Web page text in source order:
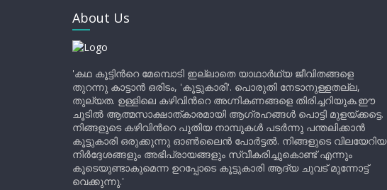
About Us
'കഥ കൂട്ടിന്‍റെ മേമ്പൊടി ഇല്ലാതെ യാഥാർഥ്യ ജീവിതങ്ങളെ
തുറന്നു കാട്ടാൻ ഒരിടം, 'കൂട്ടുകാരി'. പൊരുതി നേടാനുള്ളതല്ല,
തുല്യത. ഉള്ളിലെ കഴിവിന്‍റെ അഗ്നികണങ്ങളെ തിരിച്ചറിയുക.ഈ
ചൂടിൽ ആത്മസാക്ഷാത്കാരമായി ആഗ്രഹങ്ങൾ പൊട്ടി മുളയ്ക്കട്ടെ.
നിങ്ങളുടെ കഴിവിന്‍റെ പുതിയ നാമ്പുകൾ പടർന്നു പന്തലിക്കാൻ
കൂട്ടുകാരി ഒരുക്കുന്നു ഓൺലൈൻ പോർട്ടൽ. നിങ്ങളുടെ വിലയേറിയ
നിർദ്ദേശങ്ങളും അഭിപ്രായങ്ങളും സ്വീകരിച്ചുകൊണ്ട് എന്നും
കൂടെയുണ്ടാകുമെന്ന ഉറപ്പോടെ കൂട്ടുകാരി ആദ്യ ചുവട് മുന്നോട്ട്
വെക്കുന്നു.'